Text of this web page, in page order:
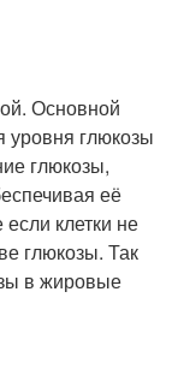
Основной
уровня глюкозы
глюкозы,
её
клетки не
глюкозы. Так
в жировые